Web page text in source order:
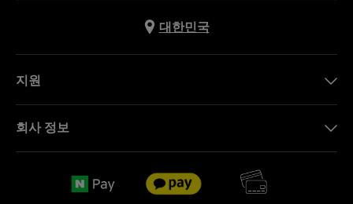
대한민국
지원
반품 정책
회사 정보